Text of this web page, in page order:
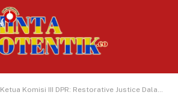
Ketua Komisi III DPR: Restorative Justice Dalam KUHAP Ga Boleh Jadi Alat Pemerasan Warga